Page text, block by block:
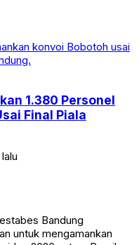
1.380 Personel
Final Piala
Bandung
untuk mengamankan